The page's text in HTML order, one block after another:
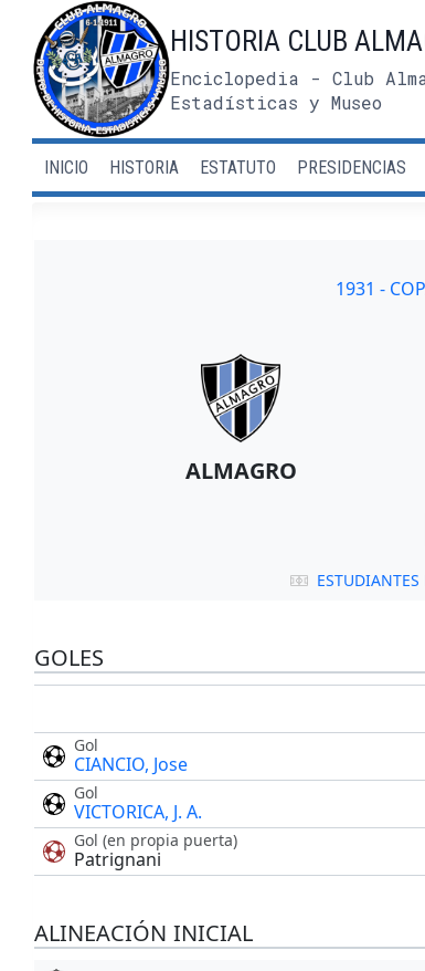
contenido
HISTORIA CLUB
Enciclopedia - Club
Estadísticas y Museo
INICIO HISTORIA ESTATUTO PRESIDENCIAS
1931 -
ALMAGRO
GOLES
Gol
CIANCIO, Jose
Gol
VICTORICA, J. A.
Gol (en propia puerta)
Patrignani
ALINEACIÓN INICIAL